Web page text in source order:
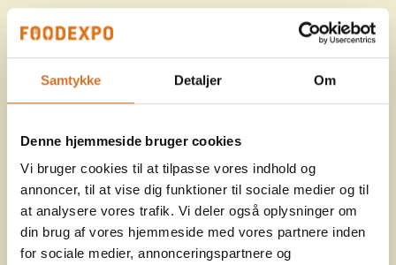
Samtykke Detaljer Om
Denne hjemmeside bruger cookies
Vi bruger cookies til at tilpasse vores indhold og
annoncer, til at vise dig funktioner til sociale medier og til
at analysere vores trafik. Vi deler også oplysninger om
din brug af vores hjemmeside med vores partnere inden
for sociale medier, annonceringspartnere og